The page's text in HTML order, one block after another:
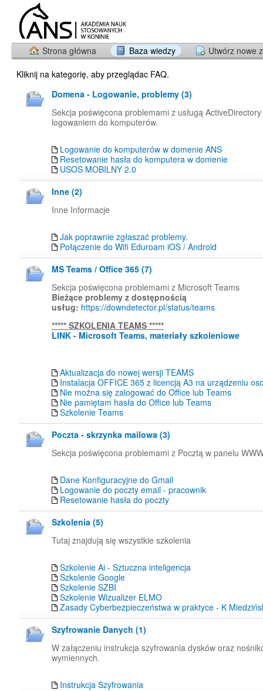
Strona główna Baza wiedzy
Utwórz nowe
Kliknij na kategorię, aby przeglądac FAQ.
Domena - Logowanie, problemy (3)
Sekcja poświęcona problemami z usługą
logowaniem do komputerów.
Logowanie do komputerów w domenie ANS
Resetowanie hasła do komputera w domenie
USOS MOBILNY 2.0
Inne (2)
Inne Informacje
Jak poprawnie zgłaszać problemy.
Połączenie do Wifi Eduroam iOS / Android
MS Teams / Office 365 (7)
Sekcja poświęcona problemami z Microsoft Teams
Bieżące problemy z dostępnością
usług: https://downdetector.pl/status/teams
***** SZKOLENIA TEAMS *****
LINK - Microsoft Teams, materiały szkoleniowe
Aktualizacja do nowej wersji TEAMS
Instalacja OFFICE 365 z licencją A3 na urządzeniu
Nie można się zalogować do Office lub Teams
Nie pamiętam hasła do Office lub Teams
Szkolenie Teams
Poczta - skrzynka mailowa (3)
Sekcja poświęcona problemami z Pocztą w panelu
Dane Konfiguracyjne do Gmail
Logowanie do poczty email - pracownik
Resetowanie hasła do poczty
Szkolenia (5)
Tutaj znajdują się wszystkie szkolenia
Szkolenie Ai - Sztuczna inteligencja
Szkolenie Google
Szkolenie SZBI
Szkolenie Wizualizer ELMO
Zasady Cyberbezpieczeństwa w praktyce - K
Szyfrowanie Danych (1)
W załączeniu instrukcja szyfrowania dysków oraz
wymiennych.
Instrukcja Szyfrowania